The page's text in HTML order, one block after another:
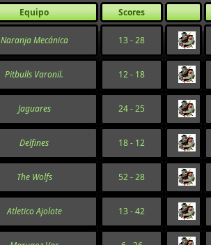
Equipo Scores
Naranja Mecánica 13 - 28
Pitbulls Varonil. 12 - 18
Jaguares 24 - 25
Delfines 18 - 12
The Wolfs 52 - 28
Atletico Ajolote 13 - 42